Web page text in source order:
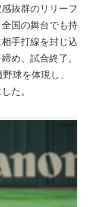
抜群のリリーフ
国の舞台でも持
手打線を封じ込
め、試合終了。
球を体現し、
た。